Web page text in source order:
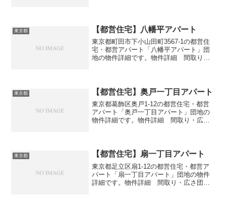
1965...
東京都 【都営住宅】八幡平アパート
東京都町田市下小山田町3567-1の都営住
宅・都営アパート「八幡平アパート」団
地の物件詳細です。物件詳細 間取り・
交通・...
東京都 【都営住宅】奥戸一丁目アパート
東京都葛飾区奥戸1-12の都営住宅・都営
アパート「奥戸一丁目アパート」団地の
物件詳細です。物件詳細 間取り・広さ
通...
東京都 【都営住宅】扇一丁目アパート
東京都足立区扇1-12の都営住宅・都営ア
パート「扇一丁目アパート」団地の物件
詳細です。物件詳細 間取り・広さ団地